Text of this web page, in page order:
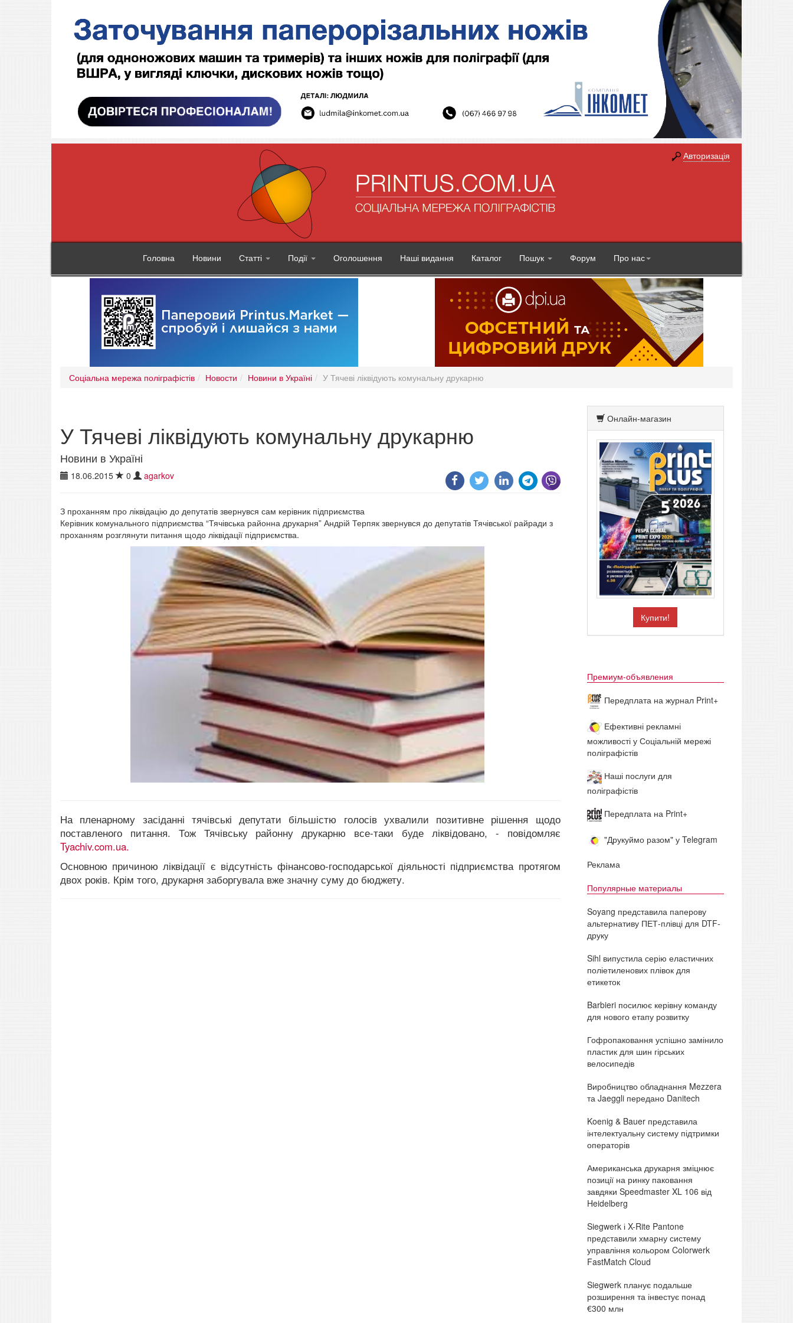
Авторизація
Головна Новини Статті Події Оголошення Наші видання Каталог Пошук Форум Про нас
Соціальна мережа поліграфістів Новости Новини в Україні У Тячеві ліквідують комунальну друкарню
У Тячеві ліквідують комунальну друкарню
Новини в Україні
18.06.2015 0 agarkov
З проханням про ліквідацію до депутатів звернувся сам керівник підприємства
Керівник комунального підприємства “Тячівська районна друкарня” Андрій Терпяк звернувся до депутатів Тячівської райради з
проханням розглянути питання щодо ліквідації підприємства.
На пленарному засіданні тячівські депутати більшістю голосів ухвалили позитивне рішення щодо
поставленого питання. Тож Тячівську районну друкарню все-таки буде ліквідовано, - повідомляє
Tyachiv.com.ua.
Основною причиною ліквідації є відсутність фінансово-господарської діяльності підприємства протягом
двох років. Крім того, друкарня заборгувала вже значну суму до бюджету.
Онлайн-магазин
Купити!
Премиум-объявления
Передплата на журнал Print+
Ефективні рекламні
можливості у Соціальній мережі
поліграфістів
Наші послуги для
поліграфістів
Передплата на Print+
"Друкуймо разом" у Telegram
Реклама
Популярные материалы
Soyang представила паперову
альтернативу ПЕТ-плівці для DTF-
друку
Sihl випустила серію еластичних
поліетиленових плівок для
етикеток
Barbieri посилює керівну команду
для нового етапу розвитку
Гофропаковання успішно замінило
пластик для шин гірських
велосипедів
Виробництво обладнання Mezzera
та Jaeggli передано Danitech
Koenig & Bauer представила
інтелектуальну систему підтримки
операторів
Американська друкарня зміцнює
позиції на ринку паковання
завдяки Speedmaster XL 106 від
Heidelberg
Siegwerk і X-Rite Pantone
представили хмарну систему
управління кольором Colorwerk
FastMatch Cloud
Siegwerk планує подальше
розширення та інвестує понад
€300 млн